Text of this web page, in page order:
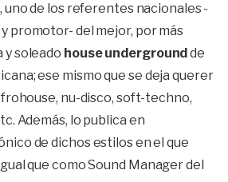
uno de los referentes nacionales -
promotor- del mejor, por más
soleado house undergroundde
ese mismo que se deja querer
nu-disco, soft-techno,
Además, lo publica en
de dichos estilos en el que
que como Sound Manager del